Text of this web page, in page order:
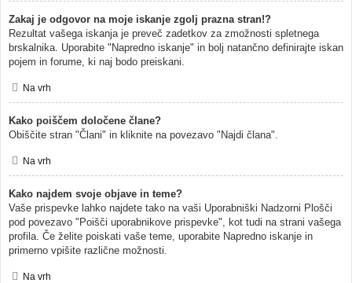
Zakaj je odgovor na moje iskanje zgolj prazna stran!?
Rezultat vašega iskanja je preveč zadetkov za zmožnosti spletnega
brskalnika. Uporabite "Napredno iskanje" in bolj natančno definirajte iskan
pojem in forume, ki naj bodo preiskani.
Na vrh
Kako poiščem določene člane?
Obiščite stran "Člani" in kliknite na povezavo "Najdi člana".
Na vrh
Kako najdem svoje objave in teme?
Vaše prispevke lahko najdete tako na vaši Uporabniški Nadzorni Plošči
pod povezavo "Poišči uporabnikove prispevke", kot tudi na strani vašega
profila. Če želite poiskati vaše teme, uporabite Napredno iskanje in
primerno vpišite različne možnosti.
Na vrh